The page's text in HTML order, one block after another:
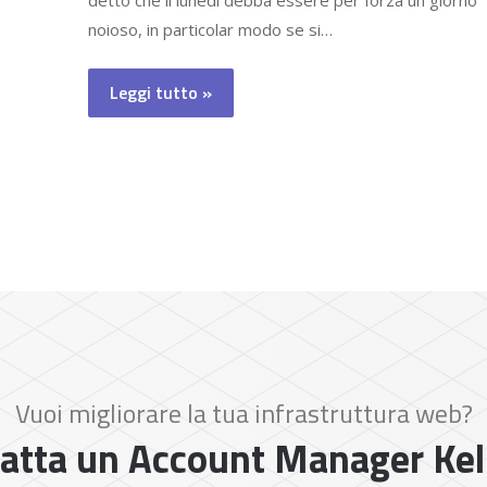
noioso, in particolar modo se si…
Leggi tutto »
Vuoi migliorare la tua infrastruttura web?
un Account Manager